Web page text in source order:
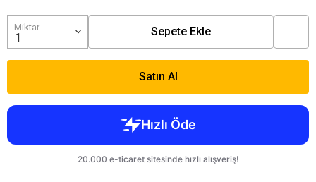
Miktar Sepete Ekle
Satın Al